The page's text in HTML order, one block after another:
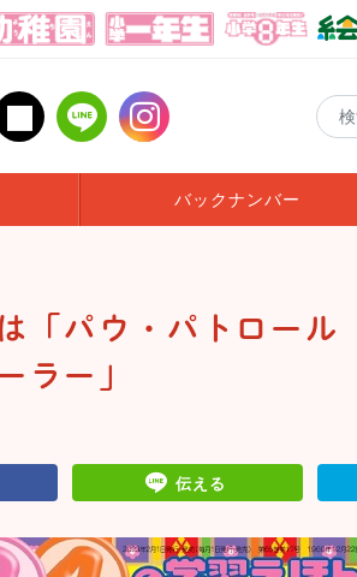
バックナンバー
「パウ・パトロー
ラー」
伝える